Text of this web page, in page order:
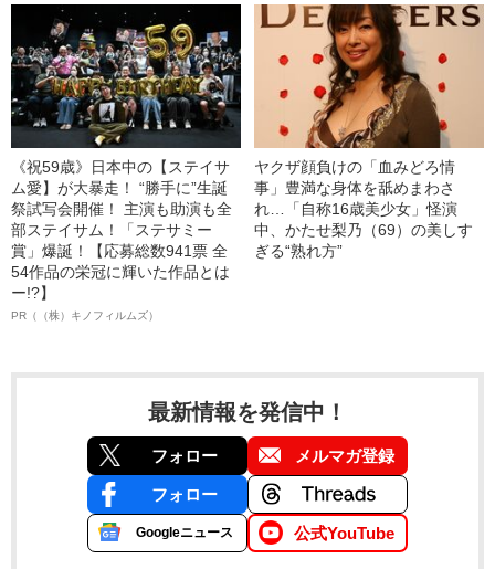
《祝59歳》日本中の【ステイサ
ム愛】が大暴走！ “勝手に”生誕
祭試写会開催！ 主演も助演も全
部ステイサム！「ステサミー
賞」爆誕！【応募総数941票 全
54作品の栄冠に輝いた作品とは
ー!?】
PR（（株）キノフィルムズ）
ヤクザ顔負けの「血みどろ情
事」豊満な身体を舐めまわさ
れ…「自称16歳美少女」怪演
中、かたせ梨乃（69）の美しす
ぎる“熟れ方”
最新情報を発信中！
フォロー メルマガ登録
フォロー
Googleニュース 公式YouTube